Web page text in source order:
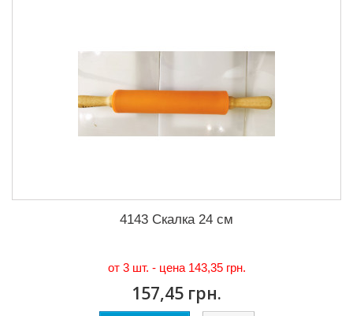
4143 Скалка 24 см
от 3 шт. - цена 143,35 грн.
157,45 грн.